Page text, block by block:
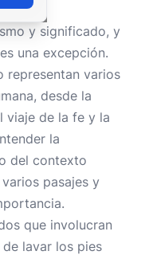
y significado, y
una excepción.
representan varios
desde la
viaje de la fe y la
la
del contexto
pasajes y
que involucran
lavar los pies